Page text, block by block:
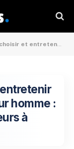
pour homme : conseils pratiques et erreurs à éviter
homme :
à